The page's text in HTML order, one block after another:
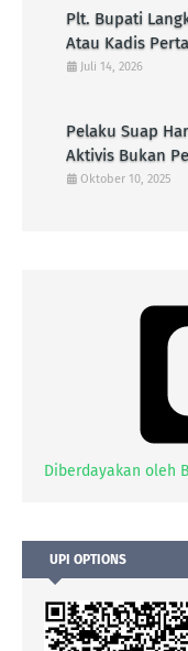
Plt. Bupati
Atau Kadis
Juli 14, 2026
Pelaku Suap
Aktivis Bukan
Oktober 10, 2025
Diberdayakan oleh
UPI OPTIONS